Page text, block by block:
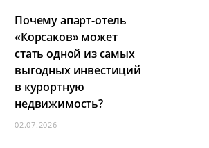
Почему апарт-отель
«Корсаков» может
стать одной из самых
выгодных инвестиций
в курортную
недвижимость?
02.07.2026